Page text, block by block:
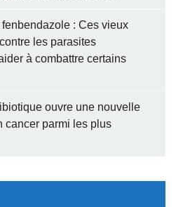
fenbendazole : Ces vieux
les parasites
à combattre certains
ouvre une nouvelle
cancer parmi les plus